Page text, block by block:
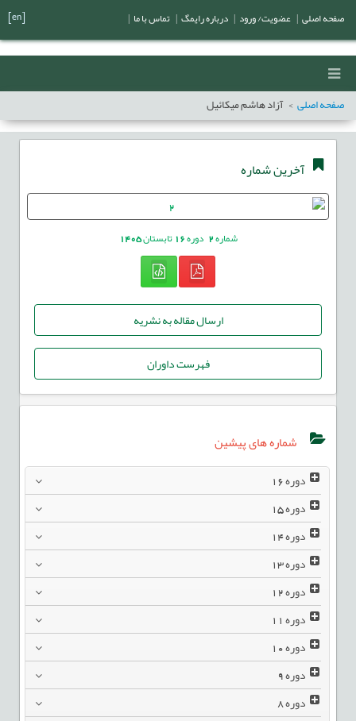
صفحه اصلی آزاد هاشم میکائیل
آخرین شماره
شماره2 دوره16تابستان1405
ارسال مقاله به نشریه
فهرست داوران
شماره های پیشین
دوره16
دوره15
دوره14
دوره13
دوره12
دوره11
دوره10
دوره9
دوره8
صفحه اصلی عضویت/ ورود درباره رایمگ تماس با ما